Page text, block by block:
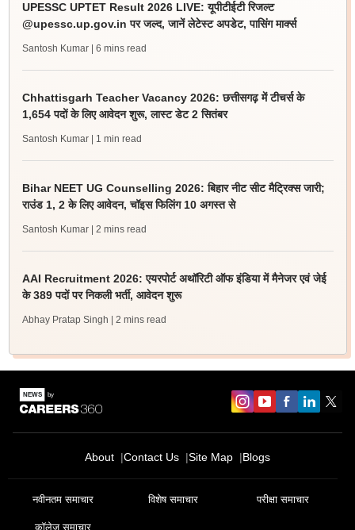
UPESSC UPTET Result 2026 LIVE: यूपीटीईटी रिजल्ट
@upessc.up.gov.in पर जल्द, जानें लेटेस्ट अपडेट, पासिंग मार्क्स
Santosh Kumar | 6 mins read
Chhattisgarh Teacher Vacancy 2026: छत्तीसगढ़ में टीचर्स के
1,654 पदों के लिए आवेदन शुरू, लास्ट डेट 2 सितंबर
Santosh Kumar | 1 min read
Bihar NEET UG Counselling 2026: बिहार नीट सीट मैट्रिक्स जारी;
राउंड 1, 2 के लिए आवेदन, चॉइस फिलिंग 10 अगस्त से
Santosh Kumar | 2 mins read
AAI Recruitment 2026: एयरपोर्ट अथॉरिटी ऑफ इंडिया में मैनेजर एवं जेई
के 389 पदों पर निकली भर्ती, आवेदन शुरू
Abhay Pratap Singh | 2 mins read
About Contact Us Site Map Blogs
नवीनतम समाचार विशेष समाचार परीक्षा समाचार
कॉलेज समाचार